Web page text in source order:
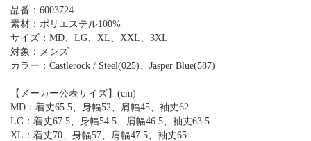
品番：6003724
素材：ポリエステル100%
サイズ：MD、LG、XL、XXL、3XL
対象：メンズ
カラー：Castlerock / Steel(025)、Jasper Blue(587)
【メーカー公表サイズ】(cm)
MD：着丈65.5、身幅52、肩幅45、袖丈62
LG：着丈67.5、身幅54.5、肩幅46.5、袖丈63.5
XL：着丈70、身幅57、肩幅47.5、袖丈65